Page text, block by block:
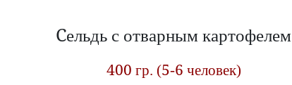
Сельдь с отварным картофелем
400 гр. (5-6 человек)